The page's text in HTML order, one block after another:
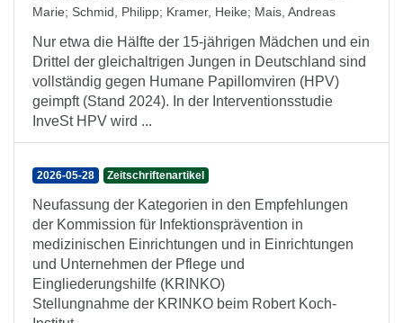
Marie; Schmid, Philipp; Kramer, Heike; Mais, Andreas
Nur etwa die Hälfte der 15-jährigen Mädchen und ein
Drittel der gleichaltrigen Jungen in Deutschland sind
vollständig gegen Humane Papillomviren (HPV)
geimpft (Stand 2024). In der Interventionsstudie
InveSt HPV wird ...
2026-05-28 Zeitschriftenartikel
Neufassung der Kategorien in den Empfehlungen
der Kommission für Infektionsprävention in
medizinischen Einrichtungen und in Einrichtungen
und Unternehmen der Pflege und
Eingliederungshilfe (KRINKO)
Stellungnahme der KRINKO beim Robert Koch-